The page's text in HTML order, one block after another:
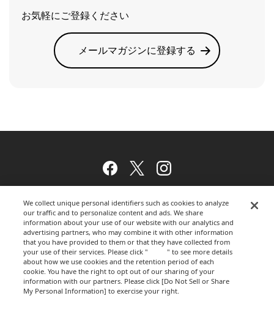
お気軽にご登録ください
メールマガジンに登録する
Facebook
TwitterInstagram
ウェブサイトのご利用について
プライバシーポリシー
We collect unique personal identifiers such as cookies to analyze
our traffic and to personalize content and ads. We share
information about your use of our website with our analytics and
advertising partners, who may combine it with other information
that you have provided to them or that they have collected from
your use of their services. Please click "
here" to see more details
about how we use cookies and the retention period of each
cookie. You have the right to opt out of our sharing of your
information with our partners. Please click [Do Not Sell or Share
My Personal Information] to exercise your right.